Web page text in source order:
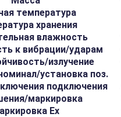
температура
хранения
влажность
к вибрации/ударам
излучение
установка поз.
подключения
маркировка
Ex